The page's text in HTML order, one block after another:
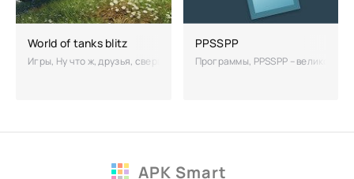
World of tanks blitz
Игры, Ну что ж, друзья, свершилось. World of tanks blitz наконец то
PPSSPP
Программы, PPSSPP –
APK Smart